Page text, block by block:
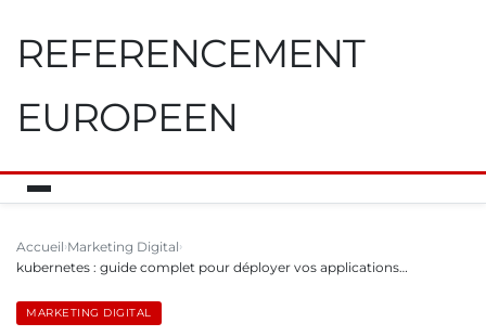
REFERENCEMENT
EUROPEEN
Accueil Marketing Digital
kubernetes : guide complet pour déployer vos applications…
MARKETING DIGITAL